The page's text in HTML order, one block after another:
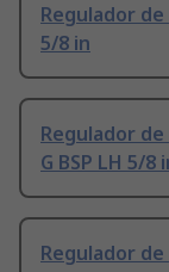
Regulador de
5/8 in
Regulador de
G BSP LH 5/8
Regulador de